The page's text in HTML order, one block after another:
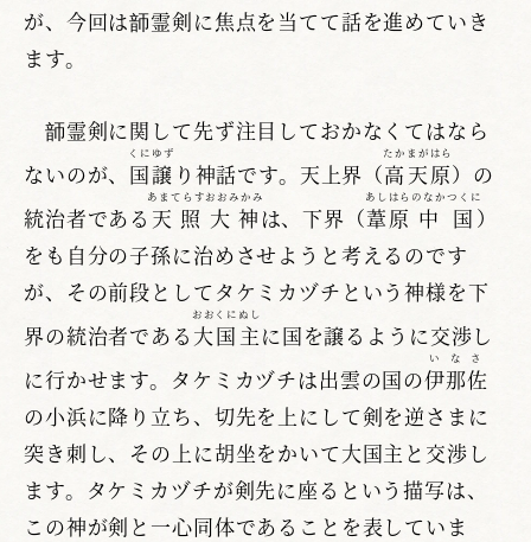
が、今回は韴霊剣に焦点を当てて話を進めていき
ます。
韴霊剣に関して先ず注目しておかなくてはなら
ないのが、 国譲
くにゆず
り神話です。天上界（高天原
たかまがはら
）の
統治者である 天照大神
あまてらすおおみかみ
は、下界（葦原
あしはら
中国
のなかつくに
）
をも自分の子孫に治めさせようと考えるのです
が、その前段としてタケミカヅチという神様を下
界の統治者である 大国主
おおくにぬし
に国を譲るように交渉し
に行かせます。タケミカヅチは出雲の国の伊那佐
いなさ
の小浜に降り立ち、切先を上にして剣を逆さまに
突き刺し、その上に胡坐をかいて大国主と交渉し
ます。タケミカヅチが剣先に座るという描写は、
この神が剣と一心同体であることを表していま